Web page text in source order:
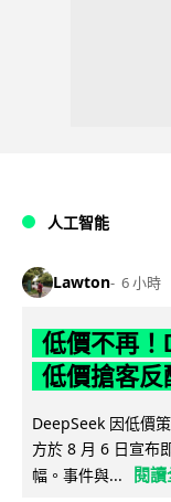
人工智能
Lawton 6 小時
低價不再
低價搶客反
DeepSeek 因低價
方於 8 月 6 日宣布
幅。事件與...
閱